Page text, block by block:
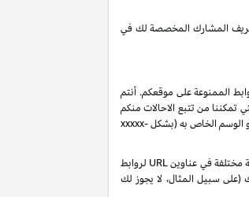
المشارك المخصصة لك في
الممنوعة على موقعكم. أنتم
من تتبع الاحالات منكم
الوسم الخاص به (بشكلxxxxx-
بناءً على طلبك، ولكن رهناً بموافقتنا، قد نصدر لك تعريفات شركاء إضافية من نوع "sub-tag" والتي تتيح لك مراقبة وتحسين أداء روابطك الخاصة من خلال تضمين علامات فرعية مختلفة في عناوين URL لروابط
سبيل المثال، لا يجوز لك